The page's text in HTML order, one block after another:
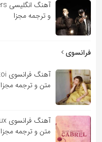
و ترجمه مجزا
فرانسوی
متن و ترجمه مجزا
متن و ترجمه مجزا